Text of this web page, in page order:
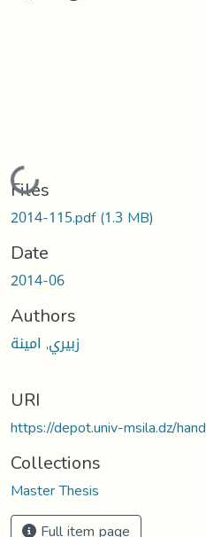
Loading...
Files
2014-115.pdf(1.3 MB)
Date
2014-06
Authors
زبيري, امينة
URI
https://depot.univ-msila.dz/
Collections
Master Thesis
Full item page